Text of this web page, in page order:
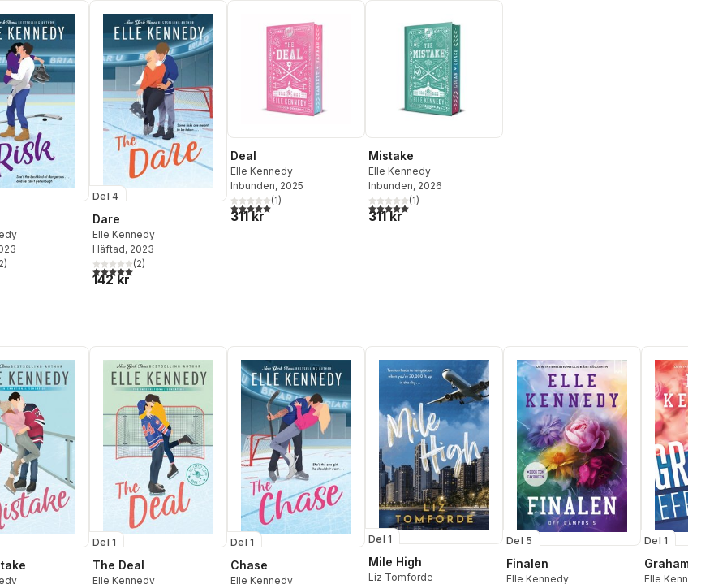
Totalt antal röster:
2)
Del 4
Dare
Elle Kennedy
Häftad, 2023
5,0utav 5 stjärnor. Totalt antal röster:
(2)
142 kr
Deal
Elle Kennedy
Inbunden, 2025
5,0utav 5 stjärnor. Totalt antal röster:
(1)
311 kr
Mistake
Elle Kennedy
Inbunden, 2026
5,0utav 5 stjärnor. Totalt antal röster:
(1)
311 kr
Del 1
The Deal
Elle Kennedy
Del 1
Chase
Elle Kennedy
Del 1
Mile High
Liz Tomforde
Del 5
Finalen
Elle Kennedy
Del 1
Graham-
Elle Kennedy